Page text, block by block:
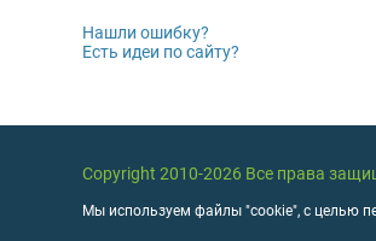
Нашли ошибку?
Есть идеи по сайту?
Copyright 2010-2026 Все права
Мы используем файлы "cookie", с целью